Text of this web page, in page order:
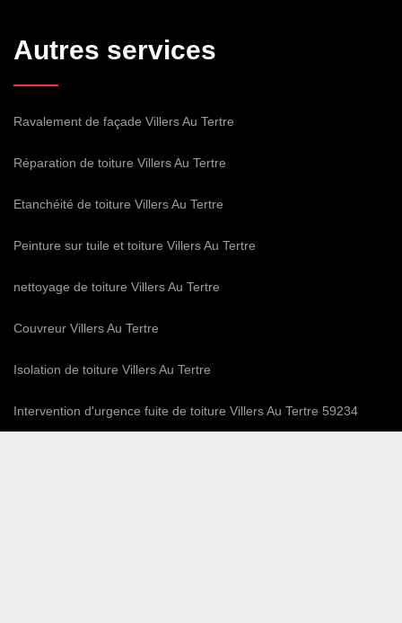
Autres services
Ravalement de façade Villers Au Tertre
Réparation de toiture Villers Au Tertre
Etanchéité de toiture Villers Au Tertre
Peinture sur tuile et toiture Villers Au Tertre
nettoyage de toiture Villers Au Tertre
Couvreur Villers Au Tertre
Isolation de toiture Villers Au Tertre
Intervention d'urgence fuite de toiture Villers Au Tertre 59234